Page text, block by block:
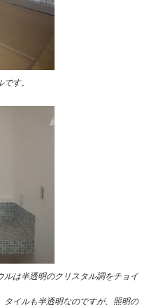
す。
は半透明のクリスタル調をチョイ
イルも半透明なのですが、照明の